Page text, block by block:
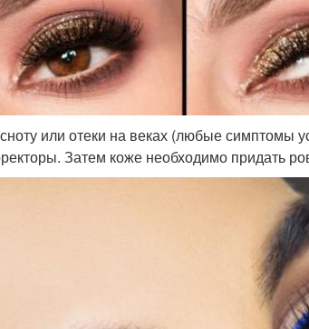
или отеки на веках (любые симптомы
Затем коже необходимо придать